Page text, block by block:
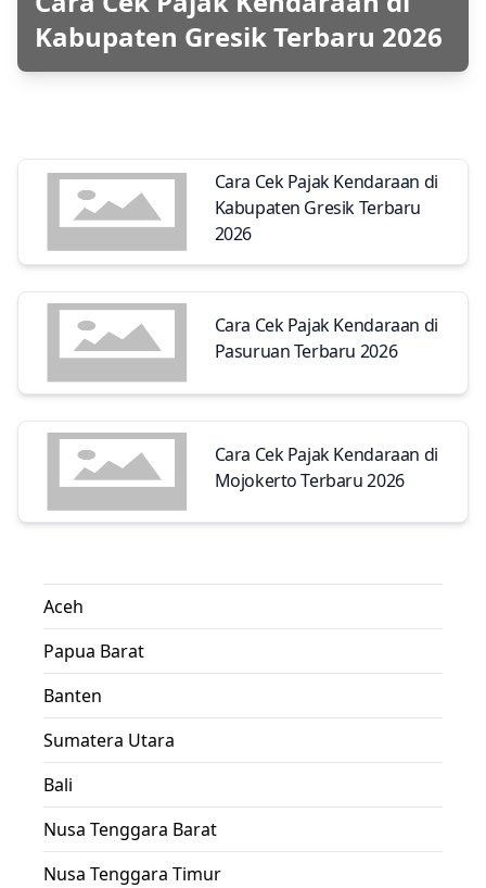
Kabupaten Gresik Terbaru 2026
Cara Cek Pajak Kendaraan di
Kabupaten Gresik Terbaru
2026
Cara Cek Pajak Kendaraan di
Pasuruan Terbaru 2026
Cara Cek Pajak Kendaraan di
Mojokerto Terbaru 2026
Aceh
Papua Barat
Banten
Sumatera Utara
Bali
Nusa Tenggara Barat
Nusa Tenggara Timur